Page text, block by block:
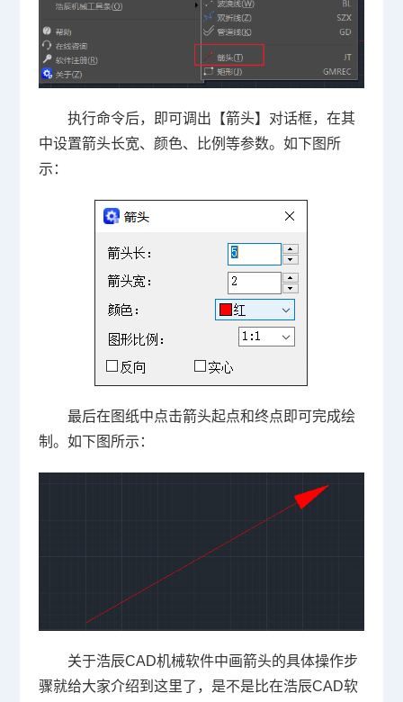
执行命令后，即可调出【箭头】对话框，在其
中设置箭头长宽、颜色、比例等参数。如下图所
示：
最后在图纸中点击箭头起点和终点即可完成绘
制。如下图所示：
关于浩辰CAD机械软件中画箭头的具体操作步
骤就给大家介绍到这里了，是不是比在浩辰CAD软